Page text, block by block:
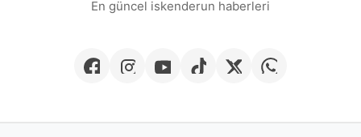
En güncel iskenderun haberleri